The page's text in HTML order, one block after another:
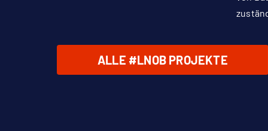
ALLE #LNOB PROJEKTE